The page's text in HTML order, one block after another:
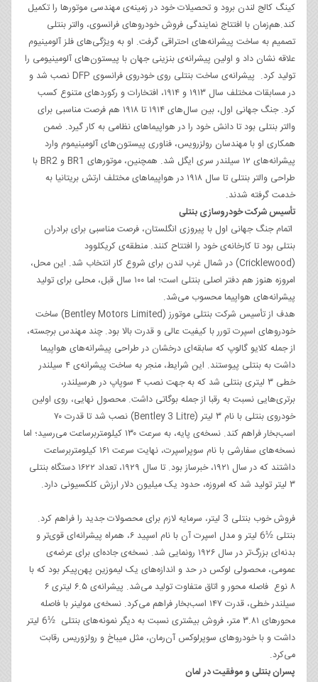
کینگ کالج لندن برود و تحصیلات خود در زمینه‌ی مهندسی موتورها را تکمیل
کند.هم‌زمان با افتتاج نمایندگی فروش خودروهای فرانسوی، والتر بنتلی
تصمیم به ساخت پیشرانه‌های احتراقی گرفت. او به ویژگی‌های فلز آلومینیوم
علاقه‌ نشان داد و اولین پیشرانه‌ی بنزینی جهان با پیستون‌های آلومینیومی را
تولید کرد. پیشرانه‌ی ساخت بنتلی روی خودروی فرانسوی DFP نصب شد و
در مسابقات مختلف سال ۱۹۱۳ و ۱۹۱۴، افتخارات و رکوردهای متنوع کسب
کرد. جنگ جهانی اول، بین سال‌های ۱۹۱۴ تا ۱۹۱۸ هم فرصت مناسبی برای
والتر بنتلی بود تا دانش خود را در هواپیماهای نظامی به کار گیرد. ضمن
همکاری او با مهندسان رولزرویس، فناوری پیستون‌های آلومینیموم وارد
پیشرانه‌های ۱۲ سیلندر سری ایگل شد. همچنین، موتورهای BR1 و BR2 با
طراحی والتر بنتلی تا سال ۱۹۱۸ در هواپیماهای مختلف ارتش بریتانیا به
خدمت گرفته شدند.
تأسیس شرکت خودروسازی بنتلی
اتمام جنگ جهانی اول با پیروزی انگلستان، فرصت مناسبی برای برادران
بنتلی بود تا کارخانه‌ی خود را افتتاح کنند. منطقه‌ی کریکلوود
(Cricklewood) در شمال غرب لندن برای شروع کار انتخاب شد. این محل،
امروزه هنوز هم دفتر اصلی بنتلی است؛ اما ۱۰۰ سال قبل، محلی برای تولید
پیشرانه‌های هواپیما محسوب می‌شد.
هدف از تأسیس شرکت بنتلی موتورز (Bentley Motors Limited) ساخت
خودروهای اسپرت تورر با کیفیت عالی و قدرت بالا بود. چند مهندس برجسته،
از جمله کلایو گالوپ که سابقه‌ای درخشان در طراحی پیشرانه‌های هواپیما
داشت به بنتلی پیوستند. این شرایط، منجر به ساخت پیشرانه‌ی ۴ سیلندر
خطی ۳ لیتری بنتلی شد که به جهت نصب ۴ سوپاپ در هرسیلندر،
برتری‌هایی نسبت به رقبا از جمله بوگاتی داشت. محصول نهایی، روی اولین
خودروی بنتلی با نام ۳ لیتر (Bentley 3 Litre) نصب شد تا قدرت ۷۰
اسب‌بخار فراهم کند. نسخه‌ی پایه، به سرعت ۱۳۰ کیلومتربرساعت می‌رسید؛ اما
نسخه‌های سفارشی با نام سوپراسپرت، نهایت سرعت ۱۶۱ کیلومتربرساعت
داشتند که در سال ۱۹۲۱، خبرساز بود. تا سال ۱۹۲۹، تعداد ۱۶۲۲ دستگاه بنتلی
۳ لیتر تولید شد که امروزه، حدود یک میلیون دلار ارزش کلکسیونی دارد.
فروش خوب بنتلی 3 لیتر، سرمایه لازم برای محصولات جدید را فراهم کرد.
بنتلی ½6 لیتر و مدل اسپرت آن با نام اسپید ۶، همراه پیشرانه‌ا‌ی قوی‌تر و
بدنه‌ای بزرگ‌تر در سال ۱۹۲۶ رونمایی شد. نسخه‌ی جاده‌ای برای عرضه‌ی
عمومی، محصولی لوکس در حد و اندازه‌های یک لیموزین پهن‌پیکر بود که با
۸ نوع فاصله محور و اتاق متفاوت تولید می‌شد. پیشرانه‌ی ۶.۵ لیتری ۶
سیلندر خطی، قدرت ۱۴۷ اسب‌بخار فراهم می‌کرد. نسخه‌ی مولینر با فاصله
محورهای ۳.۸۱ متر، فروش بیشتری نسبت به دیگر نمونه‌های بنتلی ½6 لیتر
داشت و با خودروهای سوپرلوکس آن‌رمان، مثل میباخ و رولزوریس رقابت
می‌کرد.
پسران بنتلی و موفقیت در لمان